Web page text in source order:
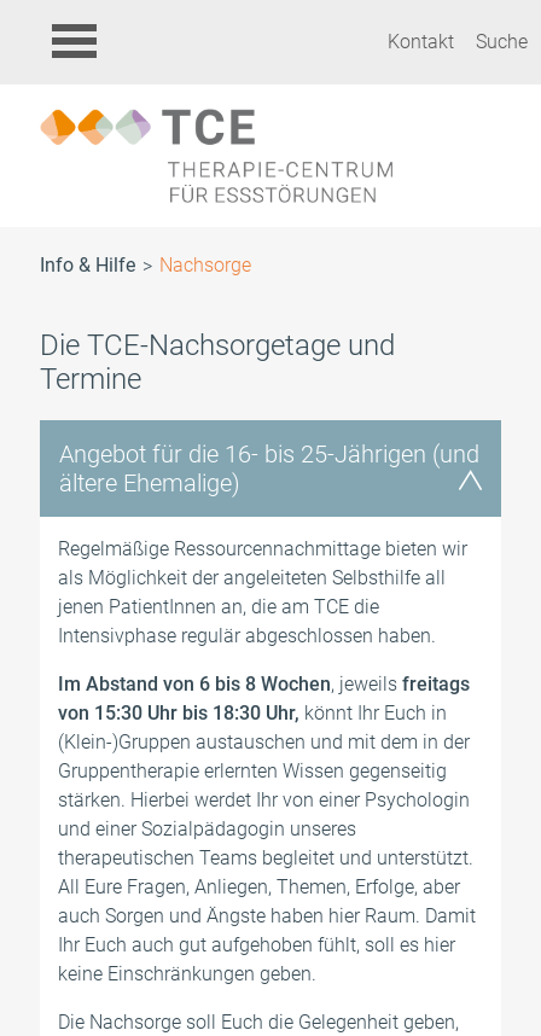
Kontakt Suche
Info & Hilfe Nachsorge
Die TCE-Nachsorgetage und
Termine
Angebot für die 16- bis 25-Jährigen (und
ältere Ehemalige)
Regelmäßige Ressourcennachmittage bieten wir
als Möglichkeit der angeleiteten Selbsthilfe all
jenen PatientInnen an, die am TCE die
Intensivphase regulär abgeschlossen haben.
Im Abstand von 6 bis 8 Wochen, jeweils freitags
von 15:30 Uhr bis 18:30 Uhr, könnt Ihr Euch in
(Klein-)Gruppen austauschen und mit dem in der
Gruppentherapie erlernten Wissen gegenseitig
stärken. Hierbei werdet Ihr von einer Psychologin
und einer Sozialpädagogin unseres
therapeutischen Teams begleitet und unterstützt.
All Eure Fragen, Anliegen, Themen, Erfolge, aber
auch Sorgen und Ängste haben hier Raum. Damit
Ihr Euch auch gut aufgehoben fühlt, soll es hier
keine Einschränkungen geben.
Die Nachsorge soll Euch die Gelegenheit geben,